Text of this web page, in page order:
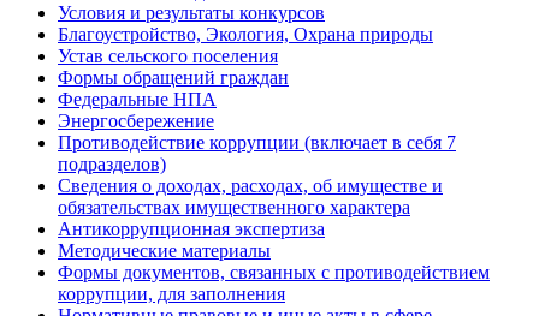
Условия и результаты конкурсов
Благоустройство, Экология, Охрана природы
Устав сельского поселения
Формы обращений граждан
Федеральные НПА
Энергосбережение
Противодействие коррупции (включает в себя 7
подразделов)
Сведения о доходах, расходах, об имуществе и
обязательствах имущественного характера
Антикоррупционная экспертиза
Методические материалы
Формы документов, связанных с противодействием
коррупции, для заполнения